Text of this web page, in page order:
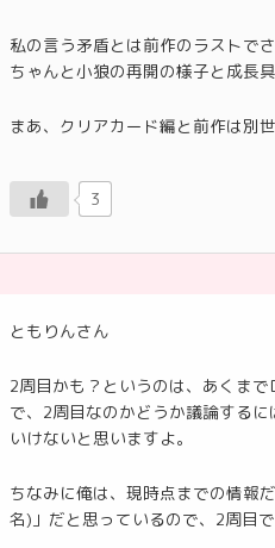
私の言う矛盾とは前作のラストで
ちゃんと小狼の再開の様子と成長
まあ、クリアカード編と前作は別
3
ともりんさん
2周目かも？というのは、あくま
で、2周目なのかどうか議論する
いけないと思いますよ。
ちなみに俺は、現時点までの情報
名)」だと思っているので、2周目